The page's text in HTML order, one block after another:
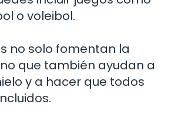
o voleibol.
no solo fomentan la
que también ayudan a
y a hacer que todos